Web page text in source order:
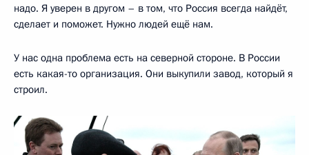
надо. Я уверен в другом – в том, что Россия всегда найдёт,
сделает и поможет. Нужно людей ещё нам.
У нас одна проблема есть на северной стороне. В России
есть какая-то организация. Они выкупили завод, который я
строил.